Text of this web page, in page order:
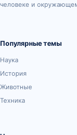
человеке и
Популярные темы
Наука
История
Животные
Техника